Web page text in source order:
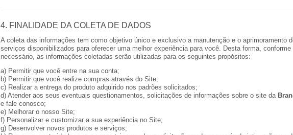
4. FINALIDADE DA COLETA DE DADOS
A coleta das informações tem como objetivo único e exclusivo a manutenção e o aprimoramento
serviços disponibilizados para oferecer uma melhor experiência para você. Desta forma, conforme
necessário, as informações coletadas serão utilizadas para os seguintes propósitos:
a) Permitir que você entre na sua conta;
b) Permitir que você realize compras através do Site;
c) Realizar a entrega do produto adquirido nos padrões solicitados;
d) Atender aos seus eventuais questionamentos, solicitações de informações sobre o site da
e fale conosco;
e) Melhorar o nosso Site;
f) Personalizar e customizar a sua experiência no Site;
g) Desenvolver novos produtos e serviços;